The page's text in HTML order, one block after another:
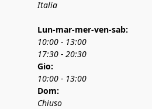
Italia
Lun-mar-mer-ven-sab:
10:00 - 13:00
17:30 - 20:30
Gio:
10:00 - 13:00
Dom:
Chiuso